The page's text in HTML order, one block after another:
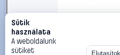
#112386
Állítógyűrűk M5 DIN 705 Acél 25
TOOLCRAFT Biztosítógyűrűk
Sütik
használata
A weboldalunk
sütiket